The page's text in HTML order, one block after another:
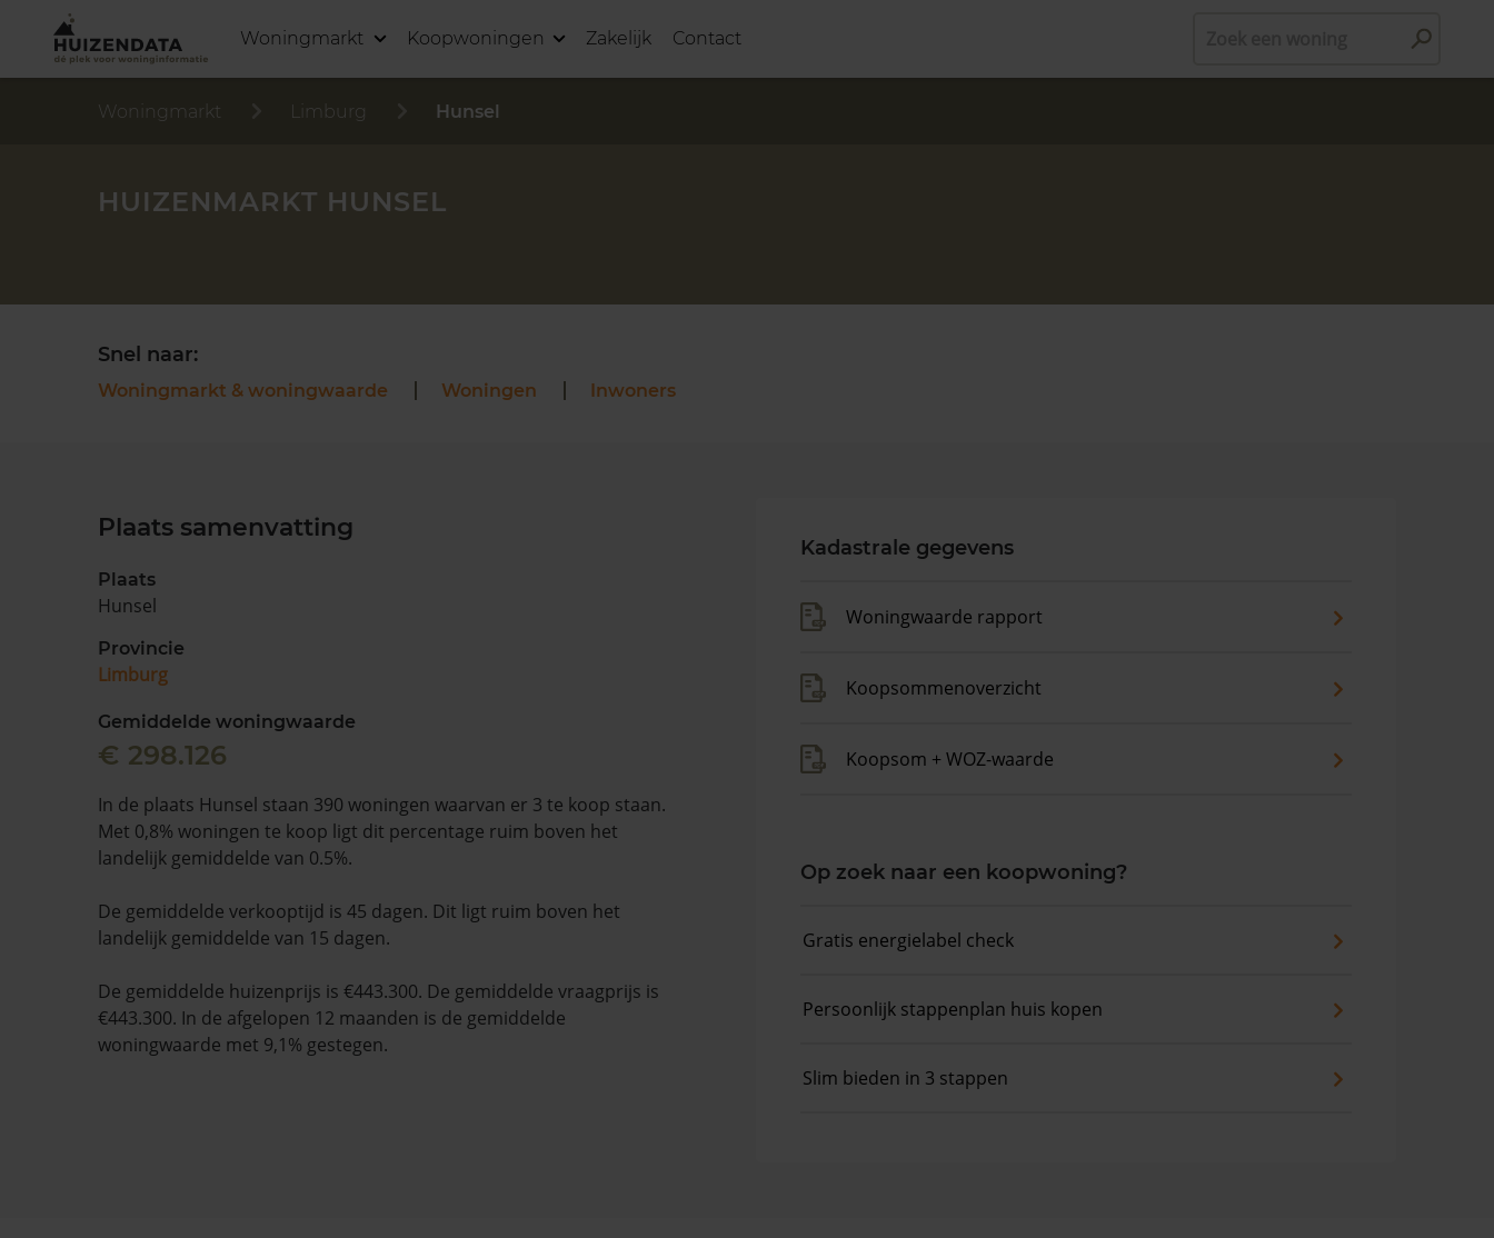
Woningmarkt Koopwoningen Zakelijk Contact
Woningmarkt Limburg Hunsel
HUIZENMARKT HUNSEL
Snel naar:
Woningmarkt & woningwaarde Woningen Inwoners
Plaats samenvatting
Plaats
Hunsel
Provincie
Limburg
Gemiddelde woningwaarde
€ 298.126
In de plaats Hunsel staan 390 woningen waarvan er 3 te koop staan.
Met 0,8% woningen te koop ligt dit percentage ruim boven het
landelijk gemiddelde van 0.5%.
De gemiddelde verkooptijd is 45 dagen. Dit ligt ruim boven het
landelijk gemiddelde van 15 dagen.
De gemiddelde huizenprijs is €443.300. De gemiddelde vraagprijs is
€443.300. In de afgelopen 12 maanden is de gemiddelde
woningwaarde met 9,1% gestegen.
Kadastrale gegevens
Woningwaarde rapport
Koopsommenoverzicht
Koopsom + WOZ-waarde
Op zoek naar een koopwoning?
Gratis energielabel check
Persoonlijk stappenplan huis kopen
Slim bieden in 3 stappen